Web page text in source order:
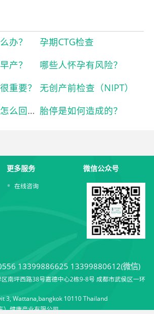
办？
孕期CTG检查
产？
哪些人怀孕有风险？
重要？
无创产前检查（NIPT）
胎儿胎动不正常怎么回事？ 胎停是如何造成的？
更多服务
在线咨询
微信公众号
13399886625 13399880612(微信)
南坪西路38号嘉德中心2栋9-8号 成都市武侯区一环
3, Wattana,bangkok 10110 Thailand
健康产业有限公司